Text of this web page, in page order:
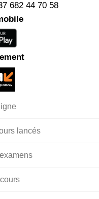
682 44 70 58
lancés